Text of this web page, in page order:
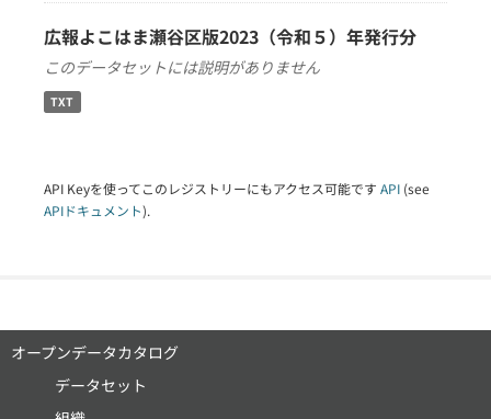
広報よこはま瀬谷区版2023（令和５）年発行分
このデータセットには説明がありません
TXT
API Keyを使ってこのレジストリーにもアクセス可能です API (see
APIドキュメント).
オープンデータカタログ
データセット